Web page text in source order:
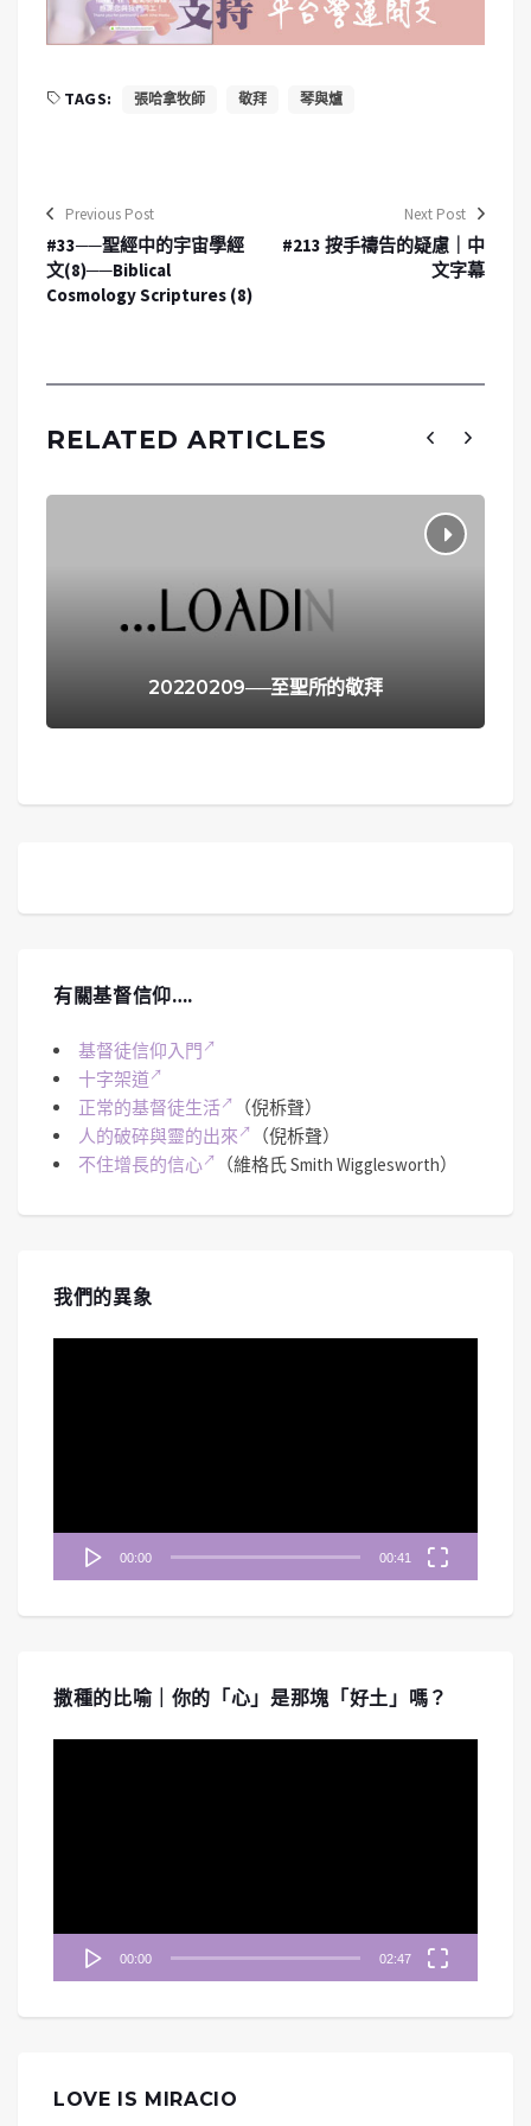
TAGS: 張哈拿牧師 敬拜 琴與爐
Previous Post
#33──聖經中的宇宙學經
文(8)──Biblical
Cosmology Scriptures (8)
Next Post
#213 按手禱告的疑慮｜中
文字幕
RELATED ARTICLES
20220209──至聖所的敬拜
有關基督信仰….
基督徒信仰入門
十字架道
正常的基督徒生活
（倪柝聲）
人的破碎與靈的出來
（倪柝聲）
不住增長的信心
（維格氏 Smith Wigglesworth）
我們的異象
00:00 00:41
撒種的比喻｜你的「心」是那塊「好土」嗎？
00:00 02:47
LOVE IS MIRACIO